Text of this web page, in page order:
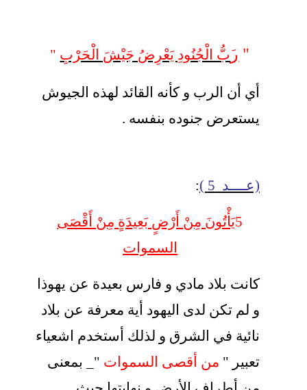
" رَبُّ الْجُنُودِ يَعْرِضُ جَيْشَ الْحَرْبِ "
أي أن الرب و كأنه القائد لهذه الجيوش
يستعرض جنوده بنفسه .
(عــــد 5 ) :
5يَأْتُونَ مِنْ أَرْضٍ بَعِيدَةٍ مِنْ أَقْصَى
السموات
كانت بلاد مادي و فارس بعيدة عن يهوذا
و لم تكن لدى اليهود أية معرفة عن بلاد
نائية في الشرق و لذلك أستخدم اشعياء
تعبير " من أقصى السموات "_ بمعنى